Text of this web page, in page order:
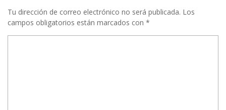
Tu dirección de correo electrónico no será publicada. Los
campos obligatorios están marcados con *